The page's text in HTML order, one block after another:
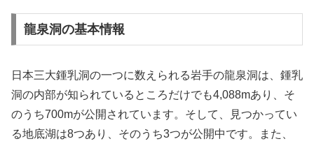
龍泉洞の基本情報
日本三大鍾乳洞の一つに数えられる岩手の龍泉洞は、鍾乳
洞の内部が知られているところだけでも4,088mあり、そ
のうち700mが公開されています。そして、見つかってい
る地底湖は8つあり、そのうち3つが公開中です。また、